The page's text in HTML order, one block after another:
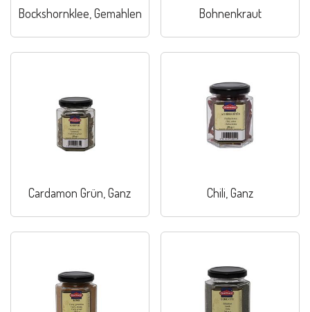
Bockshornklee, Gemahlen Bohnenkraut
Cardamon Grün, Ganz Chili, Ganz